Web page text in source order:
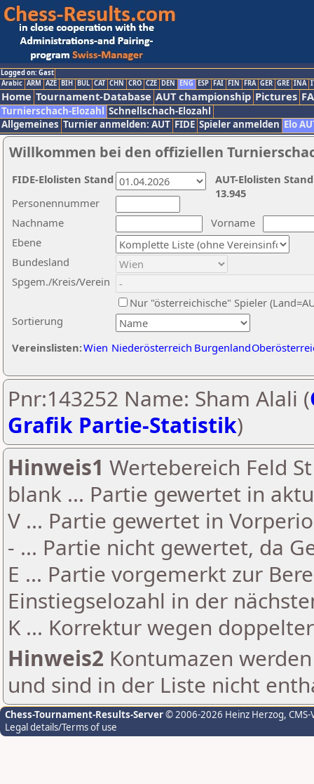
Logged on: Gast
Arabic ARM AZE BIH BUL CAT CHN CRO CZE DEN ENG ESP FAI FIN FRA GER GRE INA
Home Tournament-Database AUT championship Pictures
Turnierschach-Elozahl Schnellschach-Elozahl
Allgemeines Turnier anmelden: AUT FIDE Spieler anmelden Elo
Willkommen bei den offiziellen
Nachname
Vorname
Ebene
Sortierung
Personennummer
Bundesland
Spgem./Kreis/Verein
Nur "österreichische" Spieler
Vereinslisten:Wien Niederösterreich Burgenland
AUT-Elolisten
13.945
FIDE-Elolisten Stand
Pnr:143252 Name: Sham Alali (
Grafik Partie-Statistik)
Hinweis1 Wertebereich Feld
blank ... Partie gewertet in
V ... Partie gewertet in
- ... Partie nicht gewertet, da
E ... Partie vorgemerkt zur
Einstiegselozahl in der
K ... Korrektur wegen
Hinweis2 Kontumazen
und sind in der Liste nicht
Chess-Tournament-Results-Server© 2006-2026 Heinz Herzog,
Legal details/Terms of use